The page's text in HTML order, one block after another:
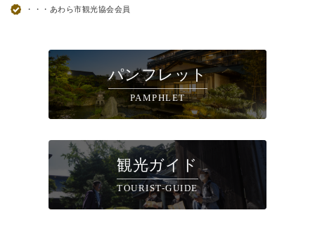
・・・あわら市観光協会会員
パンフレット
PAMPHLET
観光ガイド
TOURIST-GUIDE